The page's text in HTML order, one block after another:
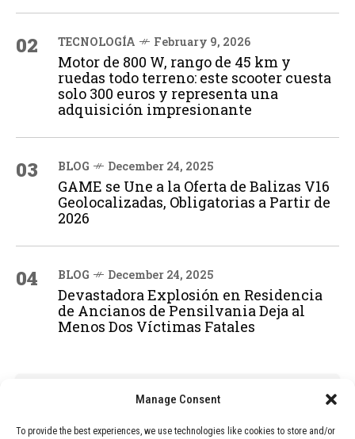
Manage Consent
To provide the best experiences, we use technologies like cookies to store and/or
02 TECNOLOGÍA February 9, 2026
Motor de 800 W, rango de 45 km y
ruedas todo terreno: este scooter cuesta
solo 300 euros y representa una
adquisición impresionante
03 BLOG December 24, 2025
GAME se Une a la Oferta de Balizas V16
Geolocalizadas, Obligatorias a Partir de
2026
04 BLOG December 24, 2025
Devastadora Explosión en Residencia
de Ancianos de Pensilvania Deja al
Menos Dos Víctimas Fatales